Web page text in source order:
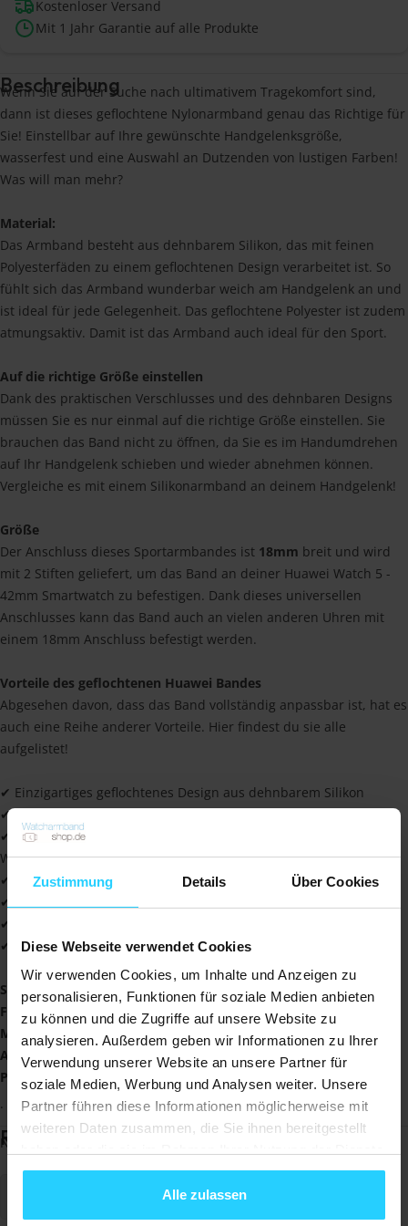
Zustimmung Details Über Cookies
Diese Webseite verwendet Cookies
Wir verwenden Cookies, um Inhalte und Anzeigen zu
personalisieren, Funktionen für soziale Medien anbieten
zu können und die Zugriffe auf unsere Website zu
analysieren. Außerdem geben wir Informationen zu Ihrer
Verwendung unserer Website an unsere Partner für
soziale Medien, Werbung und Analysen weiter. Unsere
Partner führen diese Informationen möglicherweise mit
weiteren Daten zusammen, die Sie ihnen bereitgestellt
gesammelt haben.
Alle zulassen
Kostenloser Versand
Mit 1 Jahr Garantie auf alle Produkte
Beschreibung
Wenn Sie auf der Suche nach ultimativem Tragekomfort sind,
dann ist dieses geflochtene Nylonarmband genau das Richtige für
Sie! Einstellbar auf Ihre gewünschte Handgelenksgröße,
wasserfest und eine Auswahl an Dutzenden von lustigen Farben!
Was will man mehr?
Material:
Das Armband besteht aus dehnbarem Silikon, das mit feinen
Polyesterfäden zu einem geflochtenen Design verarbeitet ist. So
fühlt sich das Armband wunderbar weich am Handgelenk an und
ist ideal für jede Gelegenheit. Das geflochtene Polyester ist zudem
atmungsaktiv. Damit ist das Armband auch ideal für den Sport.
Auf die richtige Größe einstellen
Dank des praktischen Verschlusses und des dehnbaren Designs
müssen Sie es nur einmal auf die richtige Größe einstellen. Sie
brauchen das Band nicht zu öffnen, da Sie es im Handumdrehen
auf Ihr Handgelenk schieben und wieder abnehmen können.
Vergleiche es mit einem Silikonarmband an deinem Handgelenk!
Größe
Der Anschluss dieses Sportarmbandes ist 18mm breit und wird
mit 2 Stiften geliefert, um das Band an deiner Huawei Watch 5 -
42mm Smartwatch zu befestigen. Dank dieses universellen
Anschlusses kann das Band auch an vielen anderen Uhren mit
einem 18mm Anschluss befestigt werden.
Vorteile des geflochtenen Huawei Bandes
Abgesehen davon, dass das Band vollständig anpassbar ist, hat es
auch eine Reihe anderer Vorteile. Hier findest du sie alle
aufgelistet!
✔ Einzigartiges geflochtenes Design aus dehnbarem Silikon
✔ Hohe Qualität zu einem günstigen Preis
✔ Wasser- und schweißresistent
Weiches und anschmiegsames Material
✔ Im Handumdrehen am Handgelenk
✔ Langlebig produziert und leicht
✔ In Dutzenden von Farben erhältlich
✔ Immer 1 Jahr Garantie
Spezifikationen
Farbe
: Grau/Schwarz
Material
: Polyester und dehnbares Silikon
Armbandgröße
: 145 - 210 mm
Passend für : Huawei Watch 5 - 42mm
.
Rezensionen
Noch keine Bewertungen
Schreiben Sie eine Bewertung